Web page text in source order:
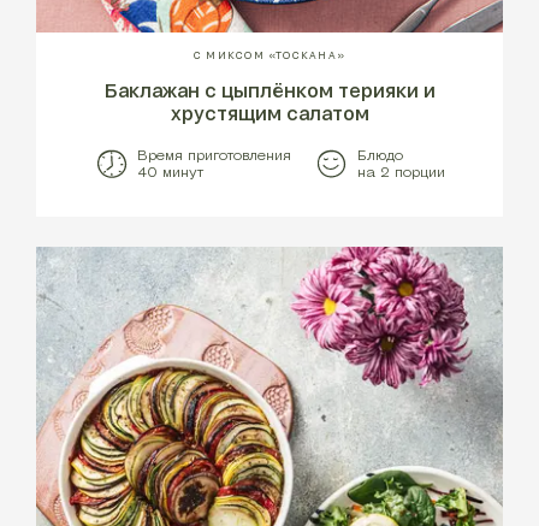
С МИКСОМ «ТОСКАНА»
Баклажан с цыплёнком терияки и
хрустящим салатом
Время приготовления
40 минут
Блюдо
на 2 порции